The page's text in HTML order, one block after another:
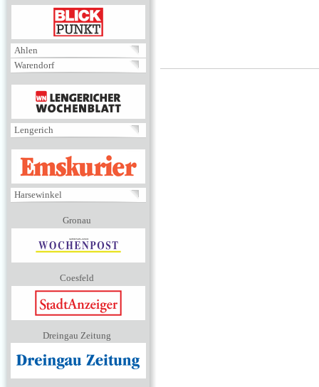
BLICKPUNKT
Ahlen
Warendorf
MENÜ
Lengerich
EMSKURIER
Harsewinkel
Gronau
Coesfeld
Dreingau Zeitung